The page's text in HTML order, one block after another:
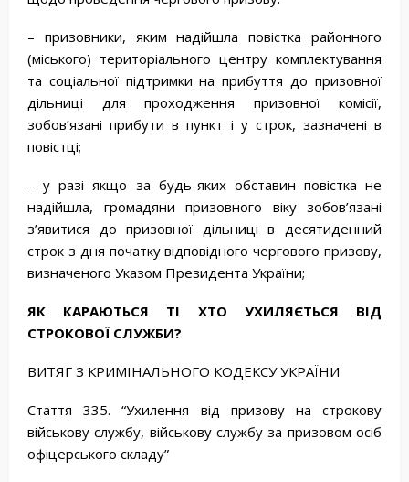
– призовники, яким надійшла повістка районного
(міського) територіального центру комплектування
та соціальної підтримки на прибуття до призовної
дільниці для проходження призовної комісії,
зобов’язані прибути в пункт і у строк, зазначені в
повістці;
– у разі якщо за будь-яких обставин повістка не
надійшла, громадяни призовного віку зобов’язані
з’явитися до призовної дільниці в десятиденний
строк з дня початку відповідного чергового призову,
визначеного Указом Президента України;
ЯК КАРАЮТЬСЯ ТІ ХТО УХИЛЯЄТЬСЯ
ВІД
СТРОКОВОЇ СЛУЖБИ?
ВИТЯГ З КРИМІНАЛЬНОГО КОДЕКСУ УКРАЇНИ
Стаття 335. “Ухилення від призову на строкову
військову службу, військову службу за призовом осіб
офіцерського складу”